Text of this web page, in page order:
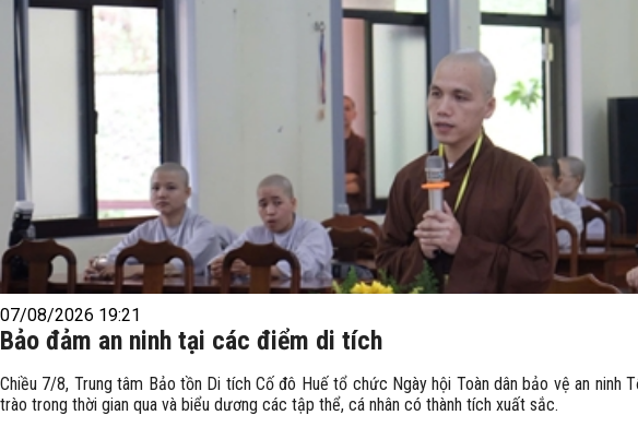
07/08/2026 19:21
Bảo đảm an ninh tại các điểm di tích
Chiều 7/8, Trung tâm Bảo tồn Di tích Cố đô Huế tổ chức Ngày hội Toàn dân bảo vệ an ninh
trào trong thời gian qua và biểu dương các tập thể, cá nhân có thành tích xuất sắc. ​